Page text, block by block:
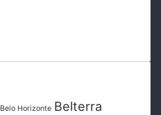
Belo Horizonte Belterra